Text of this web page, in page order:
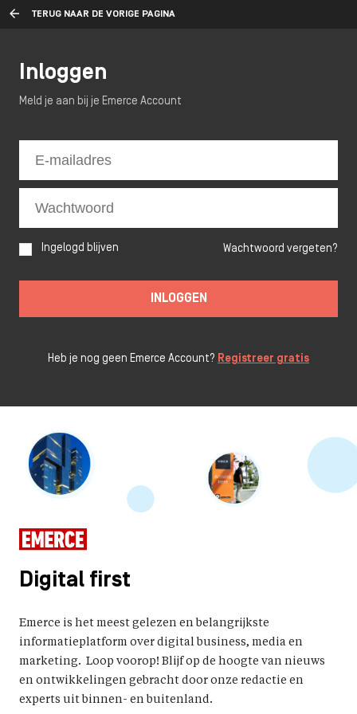
TERUG NAAR DE VORIGE PAGINA
Digital first
Emerce is het meest gelezen en belangrijkste
informatieplatform over digital business, media en
marketing. Loop voorop! Blijf op de hoogte van nieuws
en ontwikkelingen gebracht door onze redactie en
experts uit binnen- en buitenland.
Inloggen
Meld je aan bij je Emerce Account
Ingelogd blijven Wachtwoord vergeten?
INLOGGEN
Heb je nog geen Emerce Account? Registreer gratis